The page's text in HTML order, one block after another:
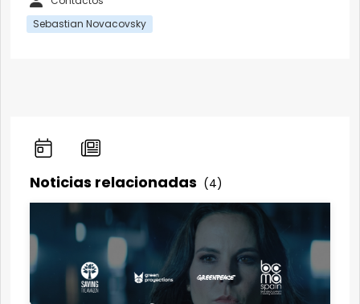
Sebastian Novacovsky
Noticias relacionadas (4)